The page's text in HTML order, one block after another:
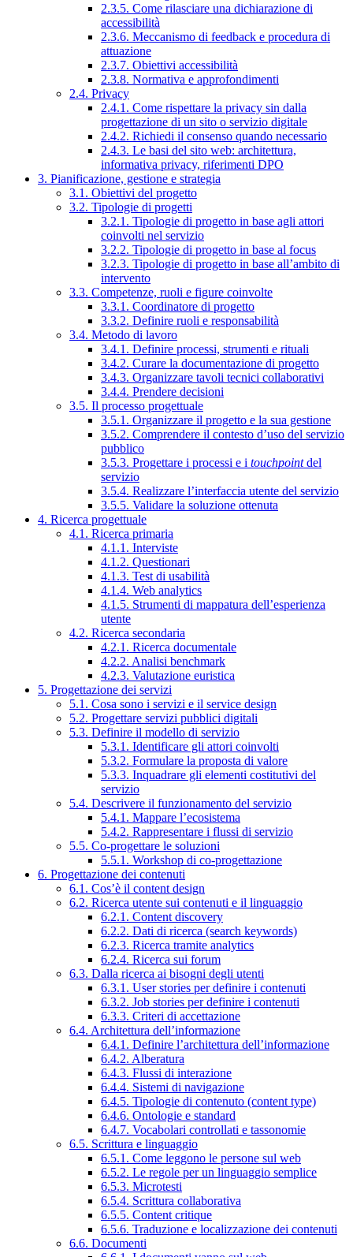
2.3.5. Come rilasciare una dichiarazione di
accessibilità
2.3.6. Meccanismo di feedback e procedura di
attuazione
2.3.7. Obiettivi accessibilità
2.3.8. Normativa e approfondimenti
2.4. Privacy
2.4.1. Come rispettare la privacy sin dalla
progettazione di un sito o servizio digitale
2.4.2. Richiedi il consenso quando necessario
2.4.3. Le basi del sito web: architettura,
informativa privacy, riferimenti DPO
3. Pianificazione, gestione e strategia
3.1. Obiettivi del progetto
3.2. Tipologie di progetti
3.2.1. Tipologie di progetto in base agli attori
coinvolti nel servizio
3.2.2. Tipologie di progetto in base al focus
3.2.3. Tipologie di progetto in base all’ambito di
intervento
3.3. Competenze, ruoli e figure coinvolte
3.3.1. Coordinatore di progetto
3.3.2. Definire ruoli e responsabilità
3.4. Metodo di lavoro
3.4.1. Definire processi, strumenti e rituali
3.4.2. Curare la documentazione di progetto
3.4.3. Organizzare tavoli tecnici collaborativi
3.4.4. Prendere decisioni
3.5. Il processo progettuale
3.5.1. Organizzare il progetto e la sua gestione
3.5.2. Comprendere il contesto d’uso del servizio
pubblico
3.5.3. Progettare i processi e i touchpointdel
servizio
3.5.4. Realizzare l’interfaccia utente del servizio
3.5.5. Validare la soluzione ottenuta
4. Ricerca progettuale
4.1. Ricerca primaria
4.1.1. Interviste
4.1.2. Questionari
4.1.3. Test di usabilità
4.1.4. Web analytics
4.1.5. Strumenti di mappatura dell’esperienza
utente
4.2. Ricerca secondaria
4.2.1. Ricerca documentale
4.2.2. Analisi benchmark
4.2.3. Valutazione euristica
5. Progettazione dei servizi
5.1. Cosa sono i servizi e il service design
5.2. Progettare servizi pubblici digitali
5.3. Definire il modello di servizio
5.3.1. Identificare gli attori coinvolti
5.3.2. Formulare la proposta di valore
5.3.3. Inquadrare gli elementi costitutivi del
servizio
5.4. Descrivere il funzionamento del servizio
5.4.1. Mappare l’ecosistema
5.4.2. Rappresentare i flussi di servizio
5.5. Co-progettare le soluzioni
5.5.1. Workshop di co-progettazione
6. Progettazione dei contenuti
6.1. Cos’è il content design
6.2. Ricerca utente sui contenuti e il linguaggio
6.2.1. Content discovery
6.2.2. Dati di ricerca (search keywords)
6.2.3. Ricerca tramite analytics
6.2.4. Ricerca sui forum
6.3. Dalla ricerca ai bisogni degli utenti
6.3.1. User stories per definire i contenuti
6.3.2. Job stories per definire i contenuti
6.3.3. Criteri di accettazione
6.4. Architettura dell’informazione
6.4.1. Definire l’architettura dell’informazione
6.4.2. Alberatura
6.4.3. Flussi di interazione
6.4.4. Sistemi di navigazione
6.4.5. Tipologie di contenuto (content type)
6.4.6. Ontologie e standard
6.4.7. Vocabolari controllati e tassonomie
6.5. Scrittura e linguaggio
6.5.1. Come leggono le persone sul web
6.5.2. Le regole per un linguaggio semplice
6.5.3. Microtesti
6.5.4. Scrittura collaborativa
6.5.5. Content critique
6.5.6. Traduzione e localizzazione dei contenuti
6.6. Documenti